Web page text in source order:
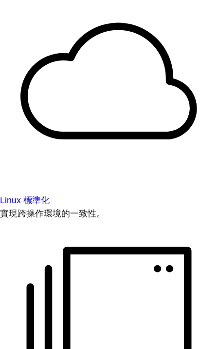
Linux 標準化
實現跨操作環境的一致性。